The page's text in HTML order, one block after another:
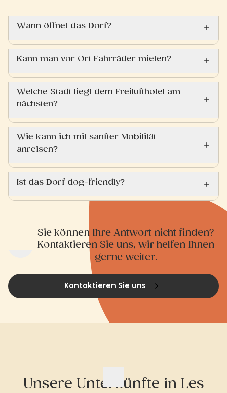
Wann öffnet das Dorf?
Kann man vor Ort Fahrräder mieten?
Welche Stadt liegt dem Freilufthotel am
nächsten?
Wie kann ich mit sanfter Mobilität
anreisen?
Ist das Dorf dog-friendly?
Sie können Ihre Antwort nicht finden?
Kontaktieren Sie uns, wir helfen Ihnen
gerne weiter.
Kontaktieren Sie uns
Unsere Unterkünfte in Les